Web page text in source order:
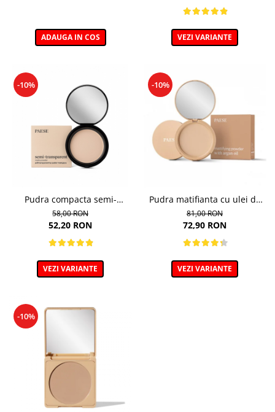
ADAUGA IN COS VEZI VARIANTE
-10%
Pudra compacta semi-
transparenta mata, Absolut
Revelation Serie 1A, 9g
58,00 RON
52,20 RON
VEZI VARIANTE
-10%
Pudra matifianta cu ulei de
argan, Mattifying Powder
with argan oil - 8g
81,00 RON
72,90 RON
VEZI VARIANTE
-10%